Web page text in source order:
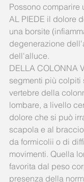
Possono comparire
AL PIEDE il dolore
una borsite
degenerazione
dell'alluce.
DELLA COLONNA
segmenti più colpiti
vertebre della
lombare, a livello
dolore che si può
scapola e al
da formicolii o di
movimenti. Quella
favorita dal peso
presenza della